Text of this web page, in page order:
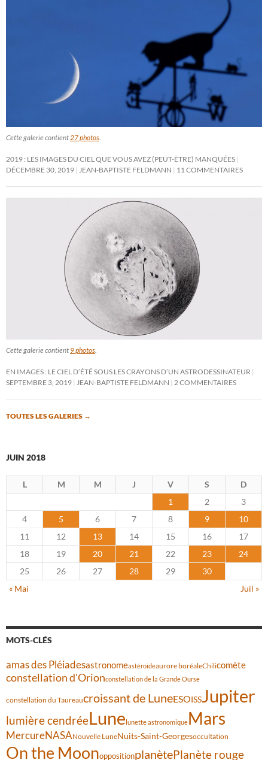
Cette galerie contient 27 photos
2019 : LES IMAGES DU CIEL QUE VOUS AVEZ (PEUT-ÊTRE) MANQUÉES
DÉCEMBRE 30, 2019
JEAN-BAPTISTE FELDMANN 11 COMMENTAIRES
Cette galerie contient 9 photos
EN IMAGES : LE CIEL D’ÉTÉ SOUS LES CRAYONS D’UN ASTRODESSINATEUR
SEPTEMBRE 3, 2019
JEAN-BAPTISTE FELDMANN 2 COMMENTAIRES
TOUTES LES GALERIES →
JUIN 2018
L M M J V S
D
1
2
3
4
5 6 7 8 9
10
11
12 13 14 15 16
17
18
19 20 21 22 23
24
25
26 27 28 29
30
« Mai
Juil »
MOTS-CLÉS
amas des Pléiadesastronomeastéroïdeaurore boréaleChilicomète
constellation d'Orionconstellation de la Grande Ourse
constellation du Taureaucroissant de LuneESOISSJupiter
lumière cendréeLunelunette astronomiqueMars
MercureNASANouvelle LuneNuits-Saint-Georgesoccultation
On the MoonoppositionplanètePlanète rouge